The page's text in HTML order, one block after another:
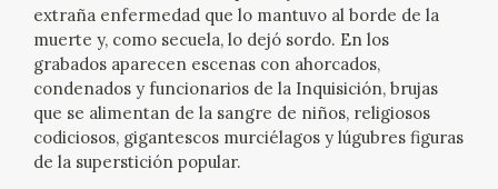
PREMIO ARAGÓN GOYA
EDICIONES
PUBLICACIONES
extraña enfermedad que lo mantuvo al borde de la
muerte y, como secuela, lo dejó sordo. En los
grabados aparecen escenas con ahorcados,
condenados y funcionarios de la Inquisición, brujas
que se alimentan de la sangre de niños, religiosos
codiciosos, gigantescos murciélagos y lúgubres figuras
de la superstición popular.